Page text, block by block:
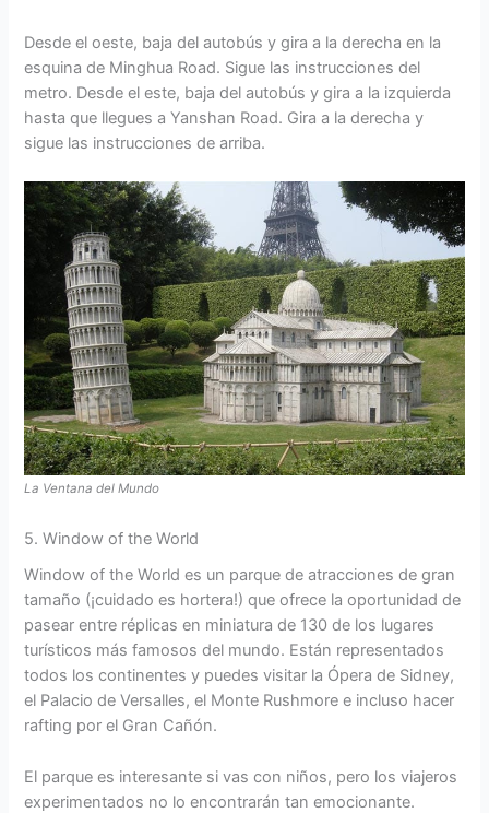
Desde el oeste, baja del autobús y gira a la derecha en la
esquina de Minghua Road. Sigue las instrucciones del
metro. Desde el este, baja del autobús y gira a la izquierda
hasta que llegues a Yanshan Road. Gira a la derecha y
sigue las instrucciones de arriba.
La Ventana del Mundo
5. Window of the World
Window of the World es un parque de atracciones de gran
tamaño (¡cuidado es hortera!) que ofrece la oportunidad de
pasear entre réplicas en miniatura de 130 de los lugares
turísticos más famosos del mundo. Están representados
todos los continentes y puedes visitar la Ópera de Sidney,
el Palacio de Versalles, el Monte Rushmore e incluso hacer
rafting por el Gran Cañón.
El parque es interesante si vas con niños, pero los viajeros
experimentados no lo encontrarán tan emocionante.